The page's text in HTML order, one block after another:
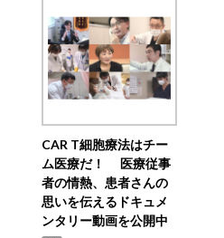
CAR T細胞療法はチー
ム医療だ！ 医療従事
者の情熱、患者さんの
思いを伝えるドキュメ
ンタリー動画を公開中